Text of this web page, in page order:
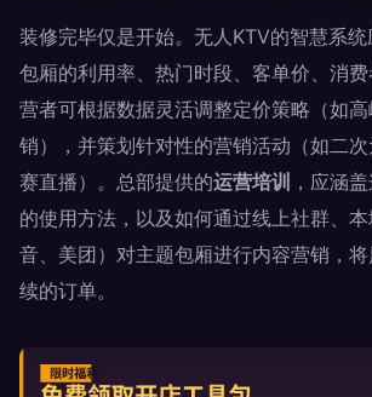
装修完毕仅是开始。无人KTV的智慧系
包厢的利用率、热门时段、客单价、消
营者可根据数据灵活调整定价策略（如
销），并策划针对性的营销活动（如二
赛直播）。总部提供的运营培训 ，应涵
的使用方法，以及如何通过线上社群、
音、美团）对主题包厢进行内容营销，
续的订单。